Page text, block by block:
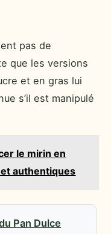
pas de
que les versions
et en gras lui
s’il est manipulé
le mirin en
authentiques
Pan Dulce